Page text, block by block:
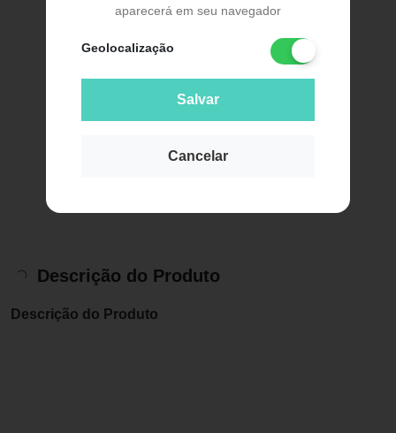
aparecerá em seu navegador
Geolocalização
Salvar
Cancelar
Descrição do Produto
Descrição do Produto